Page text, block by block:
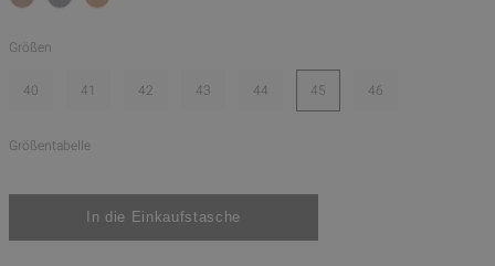
Größen
40 41 42 43 44 45 46
Größentabelle